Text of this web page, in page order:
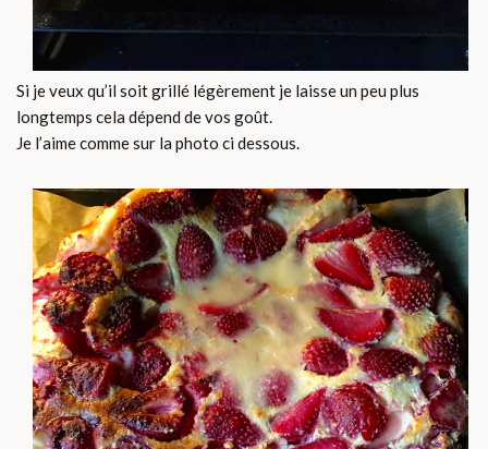
Si je veux qu’il soit grillé légèrement je laisse un peu plus
longtemps cela dépend de vos goût.
Je l’aime comme sur la photo ci dessous.